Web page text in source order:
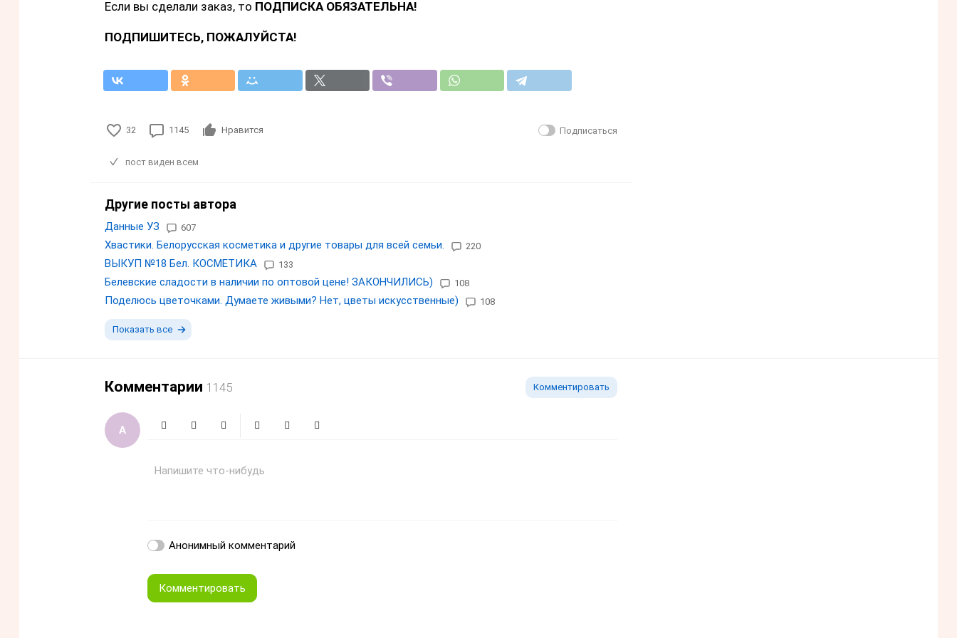
Если вы сделали заказ, то ПОДПИСКА ОБЯЗАТЕЛЬНА!
ПОДПИШИТЕСЬ, ПОЖАЛУЙСТА!
32 1145 Нравится Подписаться
пост виден всем
Другие посты автора
Данные УЗ 607
Хвастики. Белорусская косметика и другие товары для всей семьи. 220
ВЫКУП №18 Бел. КОСМЕТИКА 133
Белевские сладости в наличии по оптовой цене! ЗАКОНЧИЛИСЬ) 108
Поделюсь цветочками. Думаете живыми? Нет, цветы искусственные) 108
Показать все
Комментарии 1145 Комментировать
Напишите что-нибудь
Анонимный комментарий
Комментировать